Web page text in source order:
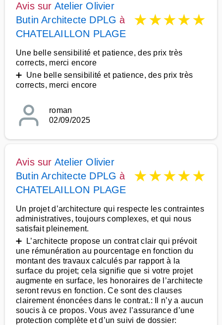
Avis sur Atelier Olivier
Butin Architecte DPLG à
CHATELAILLON PLAGE
★★★★★
Une belle sensibilité et patience, des prix très
corrects, merci encore
➕ Une belle sensibilité et patience, des prix très
corrects, merci encore
roman
02/09/2025
Avis sur Atelier Olivier
Butin Architecte DPLG à
CHATELAILLON PLAGE
★★★★★
Un projet d’architecture qui respecte les contraintes
administratives, toujours complexes, et qui nous
satisfait pleinement.
➕ L’architecte propose un contrat clair qui prévoit
une rémunération au pourcentage en fonction du
montant des travaux calculés par rapport à la
surface du projet; cela signifie que si votre projet
augmente en surface, les honoraires de l’architecte
seront revus en fonction. Ce sont des clauses
clairement énoncées dans le contrat.: Il n’y a aucun
soucis à ce propos. Vous avez l’assurance d’une
protection complète et d’un suivi de dossier: